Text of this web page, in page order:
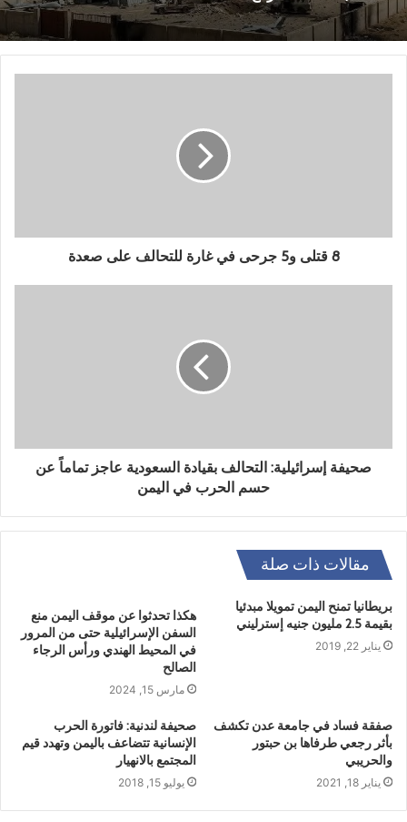
8 قتلى و5 جرحى في غارة للتحالف على صعدة
صحيفة إسرائيلية: التحالف بقيادة السعودية عاجز تماماً عن
حسم الحرب في اليمن
مقالات ذات صلة
بريطانيا تمنح اليمن تمويلا مبدئيا
بقيمة 2.5 مليون جنيه إسترليني
يناير 22, 2019
هكذا تحدثوا عن موقف اليمن منع
السفن الإسرائيلية حتى من المرور
في المحيط الهندي ورأس الرجاء
الصالح
مارس 15, 2024
صفقة فساد في جامعة عدن تكشف
بأثر رجعي طرفاها بن حبتور
والحريبي
يناير 18, 2021
صحيفة لندنية: فاتورة الحرب
الإنسانية تتضاعف باليمن وتهدد قيم
المجتمع بالانهيار
يوليو 15, 2018